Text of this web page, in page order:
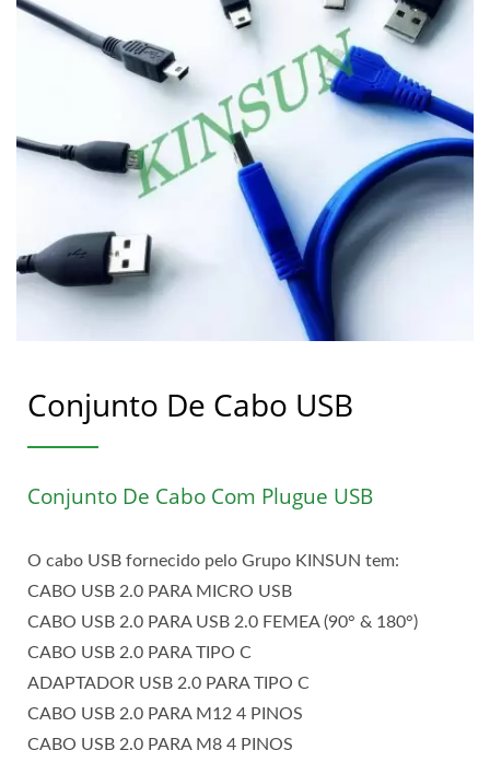
Conjunto De Cabo USB
Conjunto De Cabo Com Plugue USB
O cabo USB fornecido pelo Grupo KINSUN tem:
CABO USB 2.0 PARA MICRO USB
CABO USB 2.0 PARA USB 2.0 FEMEA (90° & 180°)
CABO USB 2.0 PARA TIPO C
ADAPTADOR USB 2.0 PARA TIPO C
CABO USB 2.0 PARA M12 4 PINOS
CABO USB 2.0 PARA M8 4 PINOS